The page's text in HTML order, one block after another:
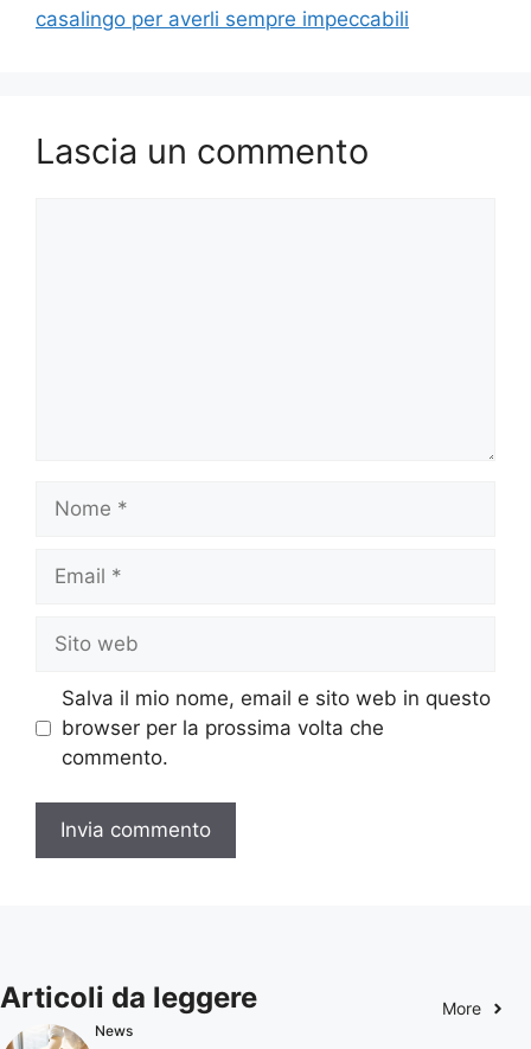
casalingo per averli sempre impeccabili
Lascia un commento
web
Salva il mio nome, email e sito web in questo
browser per la prossima volta che
commento.
Articoli da leggere More
News